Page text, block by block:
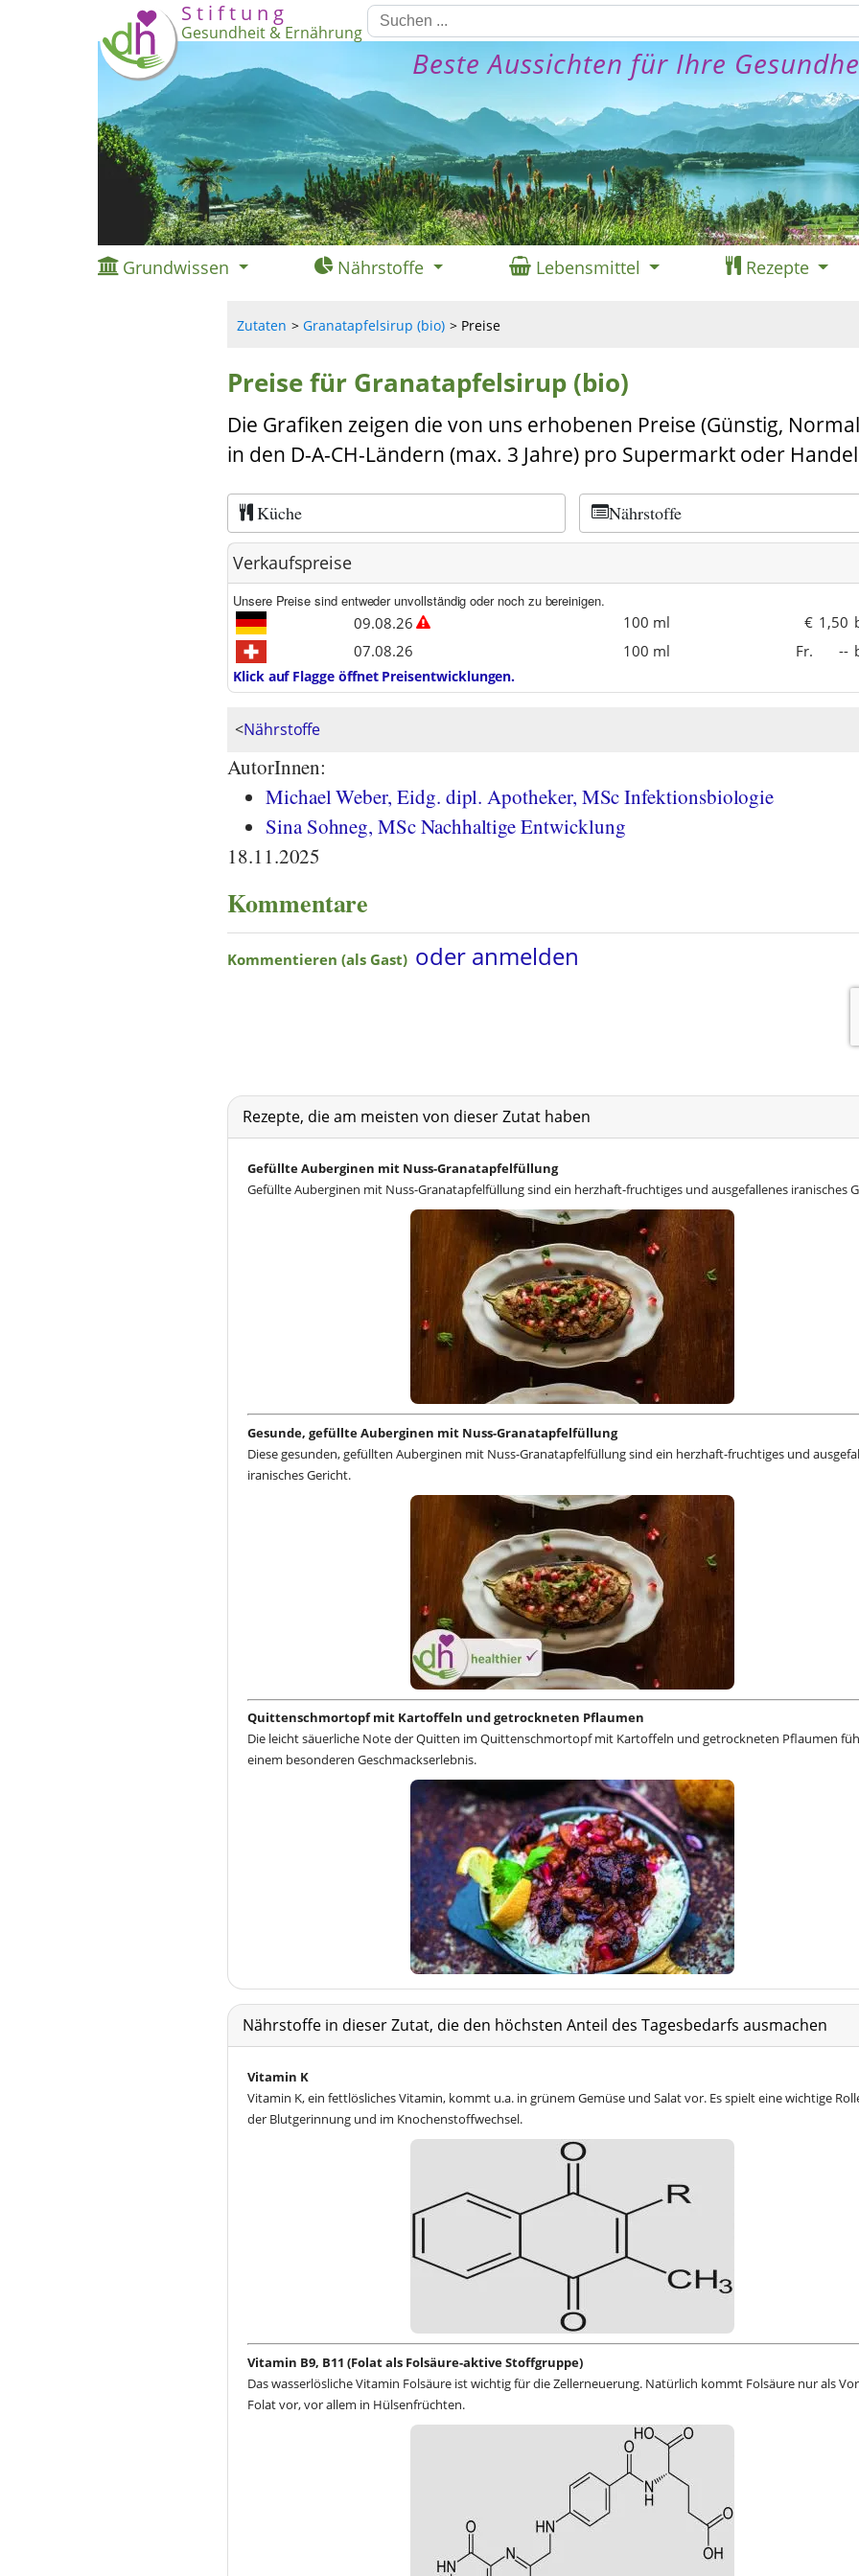
S t i f t u n g
Gesundheit & Ernährung
Beste Aussichten für Ihre
Grundwissen Nährstoffe Lebensmittel Rezepte
Zutaten Granatapfelsirup (bio) Preise
Preise für Granatapfelsirup (bio)
Die Grafiken zeigen die von uns erhobenen Preise (Günstig,
in den D-A-CH-Ländern (max. 3 Jahre) pro Supermarkt oder
Küche Nährstoffe
Verkaufspreise
Unsere Preise sind entweder unvollständig oder noch zu bereinigen.
09.08.26 100 ml € 1,50
07.08.26
100 ml Fr. --
Klick auf Flagge öffnet Preisentwicklungen.
<Nährstoffe
AutorInnen:
Michael Weber, Eidg. dipl. Apotheker, MSc Infektionsbiologie
Sina Sohneg, MSc Nachhaltige Entwicklung
18.11.2025
Kommentare
Rezepte, die am meisten von dieser Zutat haben
Gefüllte Auberginen mit Nuss-Granatapfelfüllung
Gefüllte Auberginen mit Nuss-Granatapfelfüllung sind ein herzhaft-fruchtiges und ausgefallenes iranisches
Gesunde, gefüllte Auberginen mit Nuss-Granatapfelfüllung
Diese gesunden, gefüllten Auberginen mit Nuss-Granatapfelfüllung sind ein herzhaft-fruchtiges und
iranisches Gericht.
Quittenschmortopf mit Kartoffeln und getrockneten Pflaumen
Die leicht säuerliche Note der Quitten im Quittenschmortopf mit Kartoffeln und getrockneten Pflaumen
einem besonderen Geschmackserlebnis.
Nährstoffe in dieser Zutat, die den höchsten Anteil des Tagesbedarfs ausmachen
Vitamin K
Vitamin K, ein fettlösliches Vitamin, kommt u.a. in grünem Gemüse und Salat vor. Es spielt eine wichtige
der Blutgerinnung und im Knochenstoffwechsel.
Vitamin B9, B11 (Folat als Folsäure-aktive Stoffgruppe)
Das wasserlösliche Vitamin Folsäure ist wichtig für die Zellerneuerung. Natürlich kommt Folsäure nur als
Folat vor, vor allem in Hülsenfrüchten.